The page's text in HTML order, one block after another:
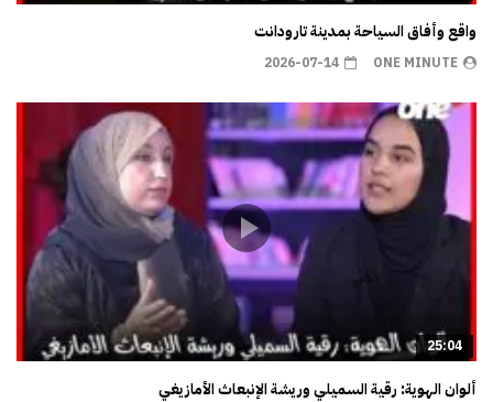
واقع وأفاق السياحة بمدينة تارودانت
ONE MINUTE
2026-07-14
25:04
ألوان الهوية: رقية السميلي وريشة الإنبعاث الأمازيغي